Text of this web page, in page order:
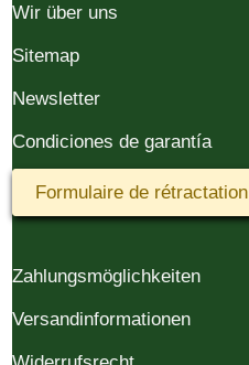
Wir über uns
Sitemap
Newsletter
Condiciones de garantía
Formulaire de rétractation
Zahlungsmöglichkeiten
Versandinformationen